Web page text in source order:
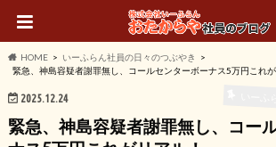
HOME
いーふらん社員の日々のつぶやき
緊急、神島容疑者謝罪無し、コールセンターボーナス5万円これが
2025.12.24
緊急、神島容疑者謝罪無し、コー